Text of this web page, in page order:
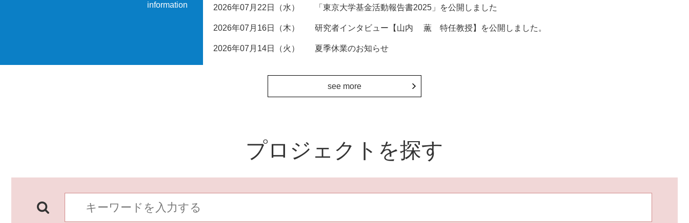
information 2026年07月22日（水） 「東京大学基金活動報告書2025」を公開しました
2026年07月16日（木） 研究者インタビュー【山内 薫 特任教授】を公開しました。
2026年07月14日（火） 夏季休業のお知らせ
see more
プロジェクトを探す